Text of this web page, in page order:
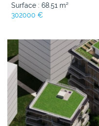
Surface : 68.51 m²
302000 €